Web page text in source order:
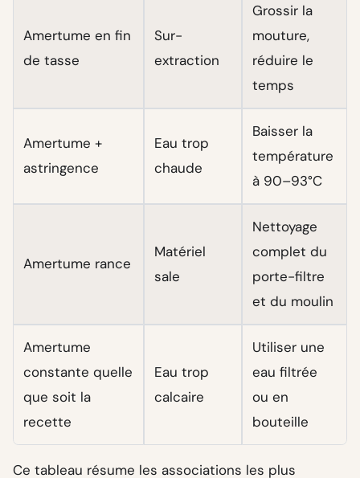
Amertume en fin
de tasse
Sur-
extraction
Grossir la
mouture,
réduire le
temps
Amertume +
astringence
Eau trop
chaude
Baisser la
température
à 90–93°C
Amertume rance
Matériel
sale
Nettoyage
complet du
porte-filtre
et du moulin
Amertume
constante quelle
que soit la
recette
Eau trop
calcaire
Utiliser une
eau filtrée
ou en
bouteille
Ce tableau résume les associations les plus